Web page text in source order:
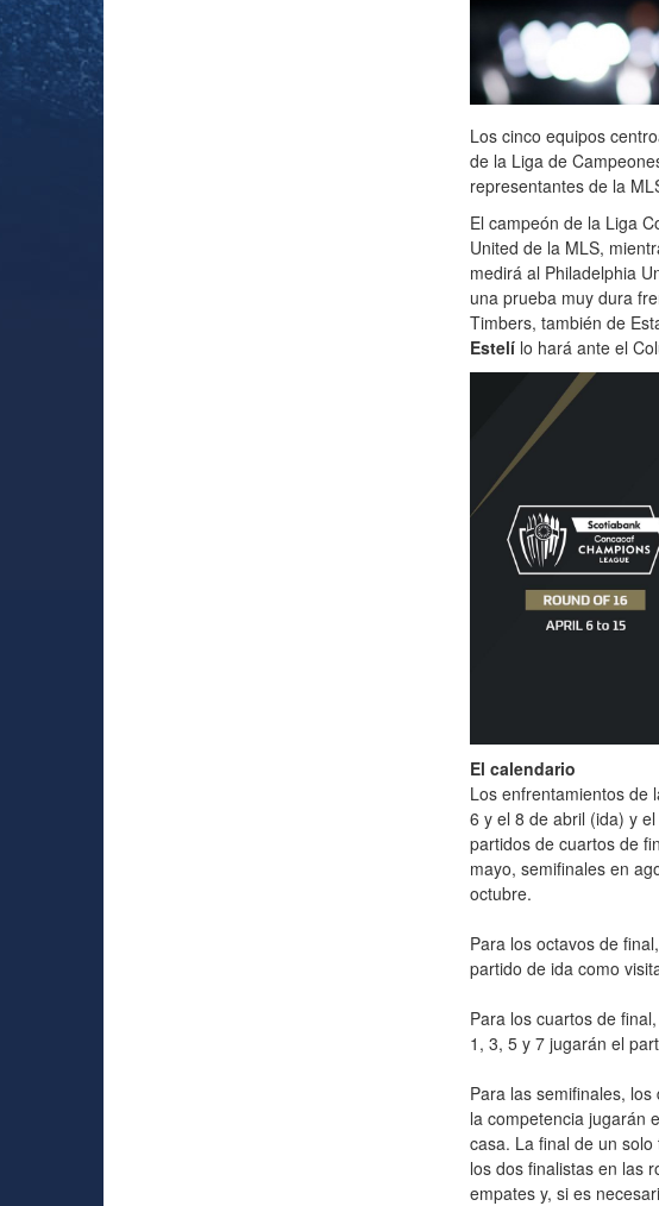
Los cinco equipos
de la Liga de
representantes de la
El campeón de la Liga
United de la MLS,
medirá al Philadelphia
una prueba muy dura
Timbers, también de
Estelílo hará ante el
El calendario
Los enfrentamientos de
6 y el 8 de abril (ida) y
partidos de cuartos de
mayo, semifinales en
octubre.
Para los octavos de
partido de ida como
Para los cuartos de
1, 3, 5 y 7 jugarán el
Para las semifinales,
la competencia jugarán
casa. La final de un
los dos finalistas en las
empates y, si es